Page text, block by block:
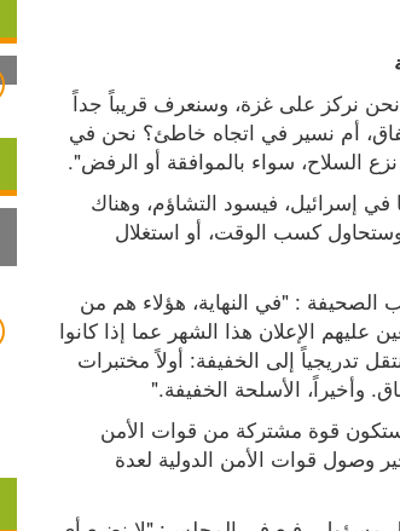
قال عضو بارز في مجلس السلام في وقت سابق من هذا الأسبوع: "نحن نركز على غزة، وسنعرف قريباً جداً
السلاح، سواء بالموافقة أو الرفض".
وأخيراً، الأسلحة الخفيفة."